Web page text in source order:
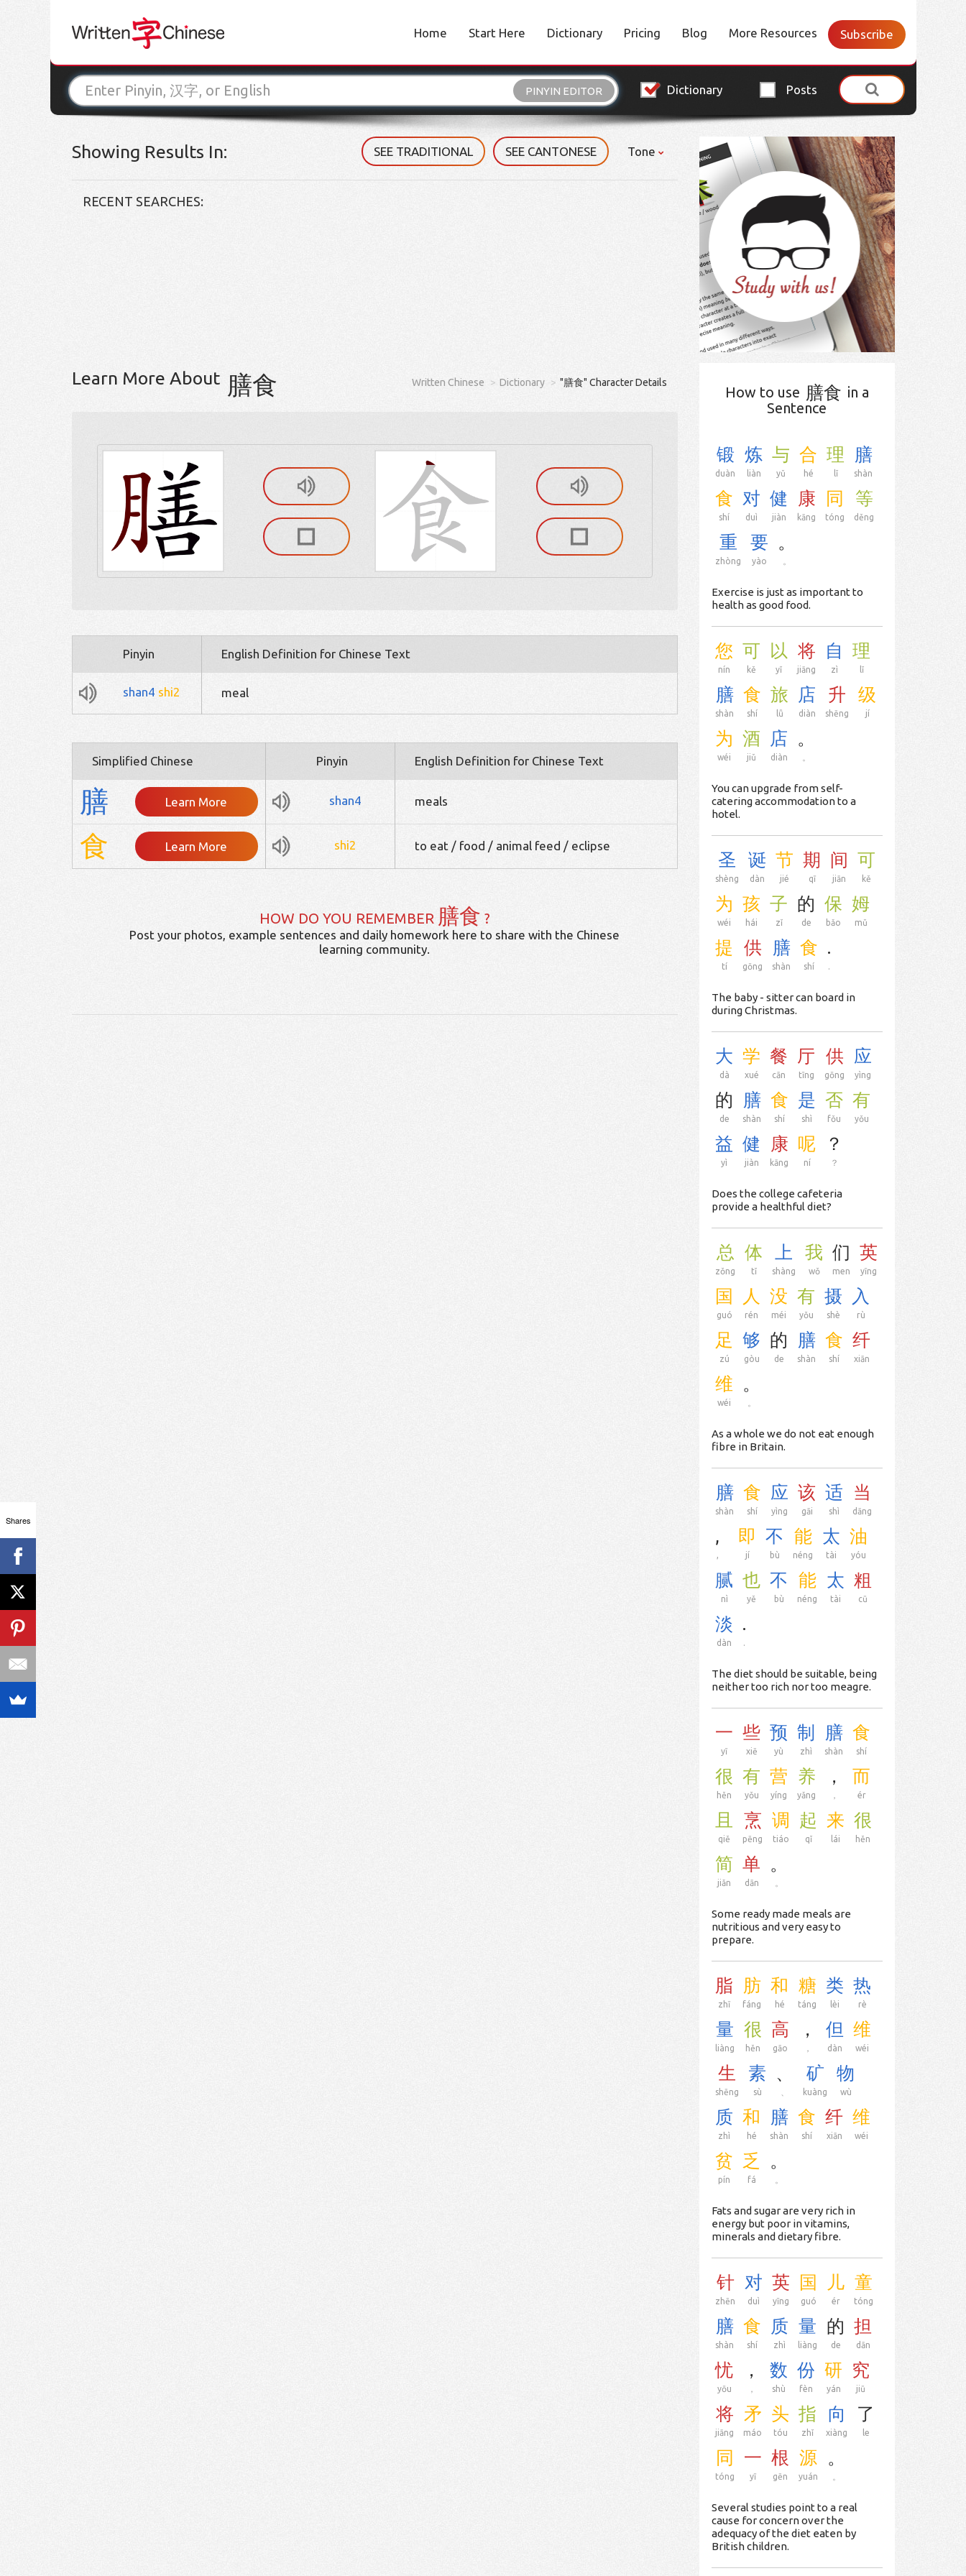
Home Start Here Dictionary Pricing Blog More Resources Subscribe
PINYIN EDITOR Dictionary Posts
Showing Results In: SEE TRADITIONAL SEE CANTONESE Tone
RECENT SEARCHES:
Learn More About 膳食 Written Chinese Dictionary "膳食" Character Details
Pinyin English Definition for Chinese Text
shan4 shi2 meal
Simplified Chinese Pinyin English Definition for Chinese Text
膳 Learn More shan4 meals
食 Learn More shi2 to eat / food / animal feed / eclipse
HOW DO YOU REMEMBER 膳食 ?
Post your photos, example sentences and daily homework here to share with the Chinese
learning community.
How to use 膳食 in a
Sentence
锻
duàn
炼
liàn
与
yǔ
合
hé
理
lǐ
膳
shàn
食
shí
对
duì
健
jiàn
康
kāng
同
tóng
等
děng
重
zhòng
要
yào
。
Exercise is just as important to
health as good food.
您
nín
可
kě
以
yǐ
将
jiāng
自
zì
理
lǐ
膳
shàn
食
shí
旅
lǚ
店
diàn
升
shēng
级
jí
为
wéi
酒
jiǔ
店
diàn
。
You can upgrade from self-
catering accommodation to a
hotel.
圣
shèng
诞
dàn
节
jié
期
qī
间
jiān
可
kě
为
wéi
孩
hái
子
zǐ
的
de
保
bǎo
姆
mǔ
提
tí
供
gōng
膳
shàn
食
shí
.
.
The baby - sitter can board in
during Christmas.
大
dà
学
xué
餐
cān
厅
tīng
供
gōng
应
yìng
的
de
膳
shàn
食
shí
是
shì
否
fǒu
有
yǒu
益
yì
健
jiàn
康
kāng
呢
ní
？
？
Does the college cafeteria
provide a healthful diet?
总
zǒng
体
tǐ
上
shàng
我
wǒ
们
men
英
yīng
国
guó
人
rén
没
méi
有
yǒu
摄
shè
入
rù
足
zú
够
gòu
的
de
膳
shàn
食
shí
纤
xiān
维
wéi
。
As a whole we do not eat enough
fibre in Britain.
膳
shàn
食
shí
应
yìng
该
gāi
适
shì
当
dāng
,
,
即
jí
不
bù
能
néng
太
tài
油
yóu
腻
nì
也
yě
不
bù
能
néng
太
tài
粗
cū
淡
dàn
.
.
The diet should be suitable, being
neither too rich nor too meagre.
一
yī
些
xiē
预
yù
制
zhì
膳
shàn
食
shí
很
hěn
有
yǒu
营
yíng
养
yǎng
，
，
而
ér
且
qiě
烹
pēng
调
tiáo
起
qǐ
来
lái
很
hěn
简
jiǎn
单
dān
。
Some ready made meals are
nutritious and very easy to
prepare.
脂
zhī
肪
fáng
和
hé
糖
táng
类
lèi
热
rè
量
liàng
很
hěn
高
gāo
，
，
但
dàn
维
wéi
生
shēng
素
sù
、 矿
kuàng
物
wù
质
zhì
和
hé
膳
shàn
食
shí
纤
xiān
维
wéi
贫
pín
乏
fá
。
Fats and sugar are very rich in
energy but poor in vitamins,
minerals and dietary fibre.
针
zhēn
对
duì
英
yīng
国
guó
儿
ér
童
tóng
膳
shàn
食
shí
质
zhì
量
liàng
的
de
担
dān
忧
yōu
，
，
数
shù
份
fèn
研
yán
究
jiū
将
jiāng
矛
máo
头
tóu
指
zhǐ
向
xiàng
了
le
同
tóng
一
yī
根
gēn
源
yuán
。
Several studies point to a real
cause for concern over the
adequacy of the diet eaten by
British children.
Shares